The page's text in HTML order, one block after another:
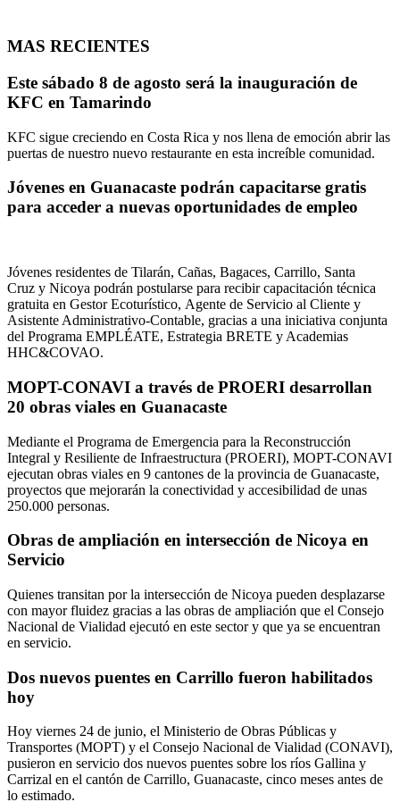
MAS RECIENTES
Este sábado 8 de agosto será la inauguración de
KFC en Tamarindo
KFC sigue creciendo en Costa Rica y nos llena de emoción abrir las
puertas de nuestro nuevo restaurante en esta increíble comunidad.
Jóvenes en Guanacaste podrán capacitarse gratis
para acceder a nuevas oportunidades de empleo
Jóvenes residentes de Tilarán, Cañas, Bagaces, Carrillo, Santa
Cruz y Nicoya podrán postularse para recibir capacitación técnica
gratuita en Gestor Ecoturístico, Agente de Servicio al Cliente y
Asistente Administrativo-Contable, gracias a una iniciativa conjunta
del Programa EMPLÉATE, Estrategia BRETE y Academias
HHC&COVAO.
MOPT-CONAVI a través de PROERI desarrollan
20 obras viales en Guanacaste
Mediante el Programa de Emergencia para la Reconstrucción
Integral y Resiliente de Infraestructura (PROERI), MOPT-CONAVI
ejecutan obras viales en 9 cantones de la provincia de Guanacaste,
proyectos que mejorarán la conectividad y accesibilidad de unas
250.000 personas.
Obras de ampliación en intersección de Nicoya en
Servicio
Quienes transitan por la intersección de Nicoya pueden desplazarse
con mayor fluidez gracias a las obras de ampliación que el Consejo
Nacional de Vialidad ejecutó en este sector y que ya se encuentran
en servicio.
Dos nuevos puentes en Carrillo fueron habilitados
hoy
Hoy viernes 24 de junio, el Ministerio de Obras Públicas y
Transportes (MOPT) y el Consejo Nacional de Vialidad (CONAVI),
pusieron en servicio dos nuevos puentes sobre los ríos Gallina y
Carrizal en el cantón de Carrillo, Guanacaste, cinco meses antes de
lo estimado.